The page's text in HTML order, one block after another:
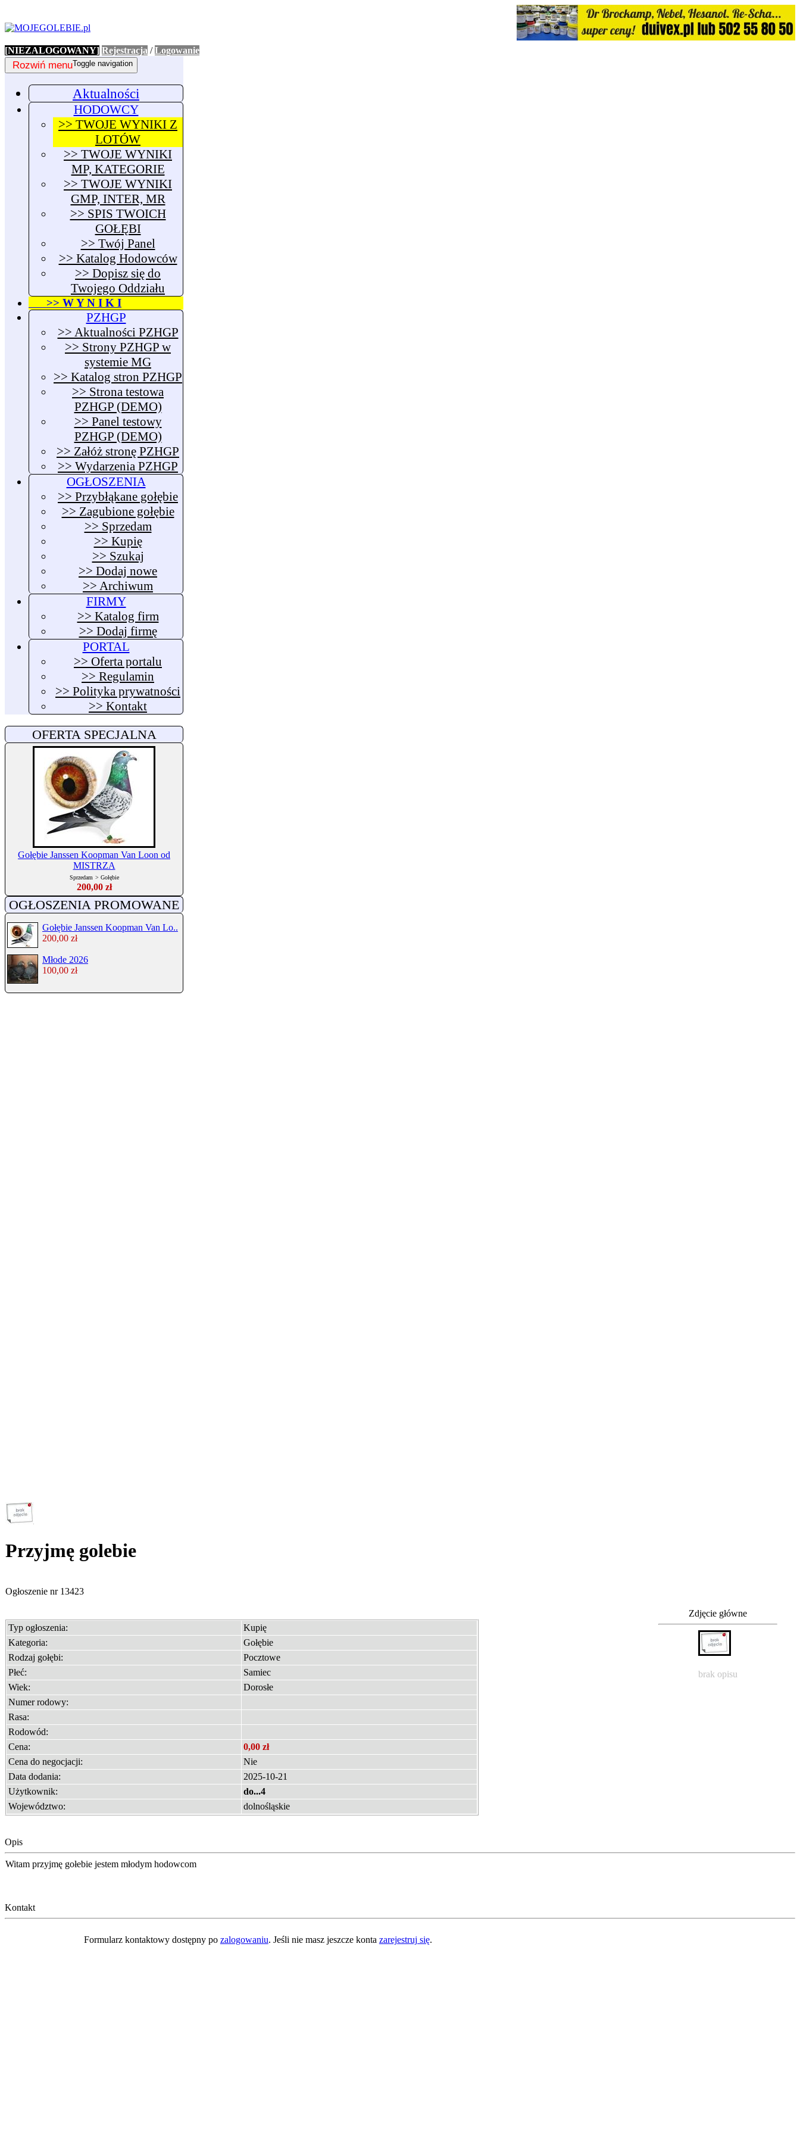
[NIEZALOGOWANY] Rejestracja /Logowanie
Toggle navigation
Rozwiń menu
Aktualności
HODOWCY
>> TWOJE WYNIKI Z
LOTÓW
>> TWOJE WYNIKI
MP, KATEGORIE
>> TWOJE WYNIKI
GMP, INTER, MR
>> SPIS TWOICH
GOŁĘBI
>> Twój Panel
>> Katalog Hodowców
>> Dopisz się do
Twojego Oddziału
>> W Y N I K I
PZHGP
>> Aktualności PZHGP
>> Strony PZHGP w
systemie MG
>> Katalog stron PZHGP
>> Strona testowa
PZHGP (DEMO)
>> Panel testowy
PZHGP (DEMO)
>> Załóż stronę PZHGP
>> Wydarzenia PZHGP
OGŁOSZENIA
>> Przybłąkane gołębie
>> Zagubione gołębie
>> Sprzedam
>> Kupię
>> Szukaj
>> Dodaj nowe
>> Archiwum
FIRMY
>> Katalog firm
>> Dodaj firmę
PORTAL
>> Oferta portalu
>> Regulamin
>> Polityka prywatności
>> Kontakt
OFERTA SPECJALNA
Gołębie Janssen Koopman Van Loon od
MISTRZA
Sprzedam > Gołębie
200,00 zł
OGŁOSZENIA PROMOWANE
Gołębie Janssen Koopman Van Lo..
200,00 zł
Młode 2026
100,00 zł
Przyjmę golebie
Ogłoszenie nr 13423
Typ ogłoszenia:
Kupię
Kategoria:
Gołębie
Rodzaj gołębi:
Pocztowe
Płeć:
Samiec
Wiek:
Dorosłe
Numer rodowy:
Rasa:
Rodowód:
Cena:
0,00 zł
Cena do negocjacji:
Nie
Data dodania:
2025-10-21
Użytkownik:
do...4
Województwo:
dolnośląskie
Zdjęcie główne
brak opisu
Opis
Witam przyjmę gołebie jestem młodym hodowcom
Kontakt
Formularz kontaktowy dostępny po zalogowaniu. Jeśli nie masz jeszcze konta zarejestruj się.